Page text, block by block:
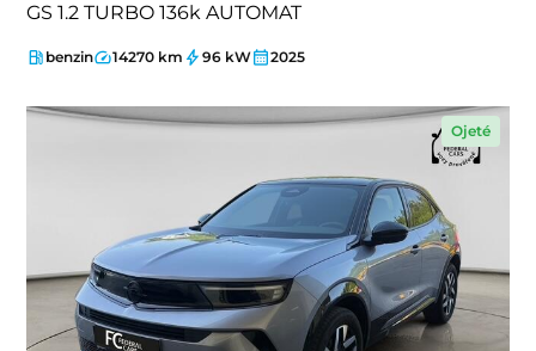
GS 1.2 TURBO 136k AUTOMAT
benzin 14270 km 96 kW 2025
Ojeté